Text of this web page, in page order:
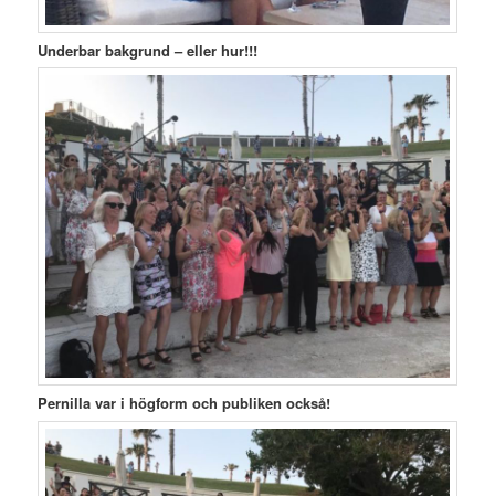
Underbar bakgrund – eller hur!!!
Pernilla var i högform och publiken också!